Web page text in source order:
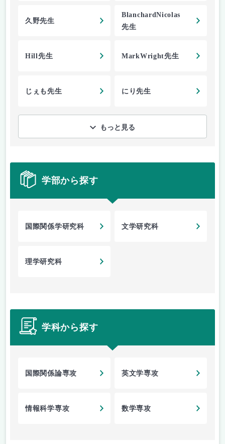
久野先生
BlanchardNicolas
先生
Hill先生 MarkWright先生
じぇも先生 にり先生
もっと見る
学部から探す
国際関係学研究科 文学研究科
理学研究科
学科から探す
国際関係論専攻 英文学専攻
情報科学専攻 数学専攻